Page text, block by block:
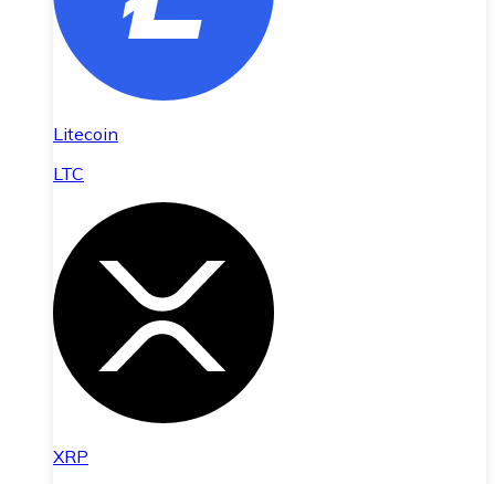
Litecoin
LTC
XRP